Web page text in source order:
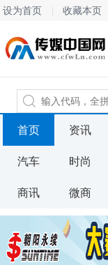
设为首页 收藏本页
首页 资讯
汽车 时尚
商讯 微商